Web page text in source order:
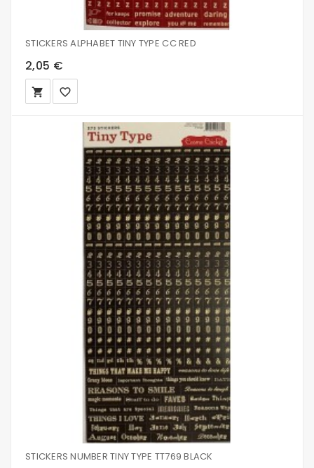
STICKERS ALPHABET TINY TYPE CC RED
2,05 €
local_grocery_store favorite_border
STICKERS NUMBER TINY TYPE TT769 BLACK